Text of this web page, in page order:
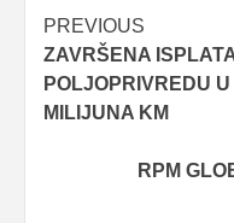
Post
navigation
PREVIOUS
ZAVRŠENA
POLJOPRIVREDU
MILIJUNA KM
RPM